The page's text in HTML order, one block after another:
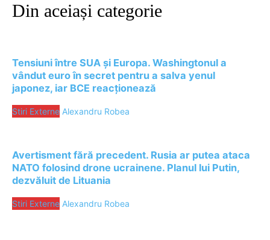
Din aceiași categorie
Tensiuni între SUA și Europa. Washingtonul a
vândut euro în secret pentru a salva yenul
japonez, iar BCE reacționează
Stiri Externe Alexandru Robea
Avertisment fără precedent. Rusia ar putea ataca
NATO folosind drone ucrainene. Planul lui Putin,
dezvăluit de Lituania
Stiri Externe Alexandru Robea